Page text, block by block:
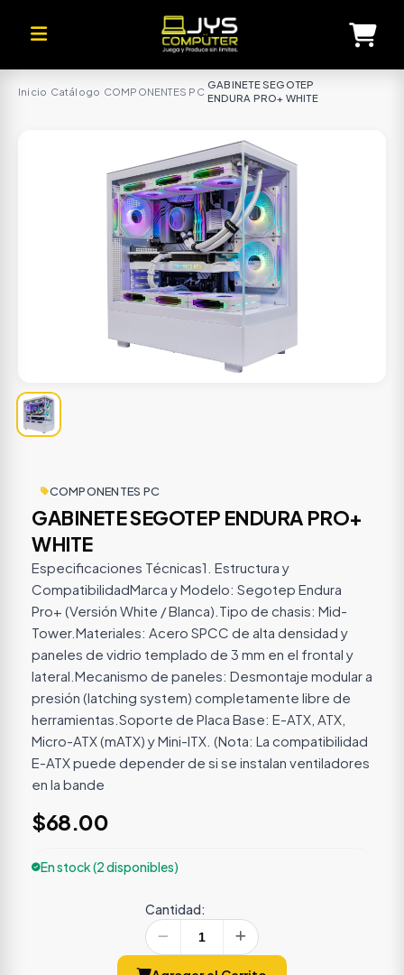
Inicio Catálogo COMPONENTES PC·
GABINETE SEGOTEP
ENDURA PRO+ WHITE
COMPONENTES PC
GABINETE SEGOTEP ENDURA PRO+
WHITE
Especificaciones Técnicas1. Estructura y
CompatibilidadMarca y Modelo: Segotep Endura
Pro+ (Versión White / Blanca).Tipo de chasis: Mid-
Tower.Materiales: Acero SPCC de alta densidad y
paneles de vidrio templado de 3 mm en el frontal y
lateral.Mecanismo de paneles: Desmontaje modular a
presión (latching system) completamente libre de
herramientas.Soporte de Placa Base: E-ATX, ATX,
Micro-ATX (mATX) y Mini-ITX. (Nota: La compatibilidad
E-ATX puede depender de si se instalan ventiladores
en la bande
$68.00
En stock (2 disponibles)
Cantidad: